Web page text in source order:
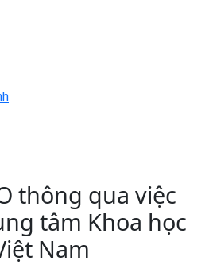
thông qua việc
tâm Khoa học
Nam